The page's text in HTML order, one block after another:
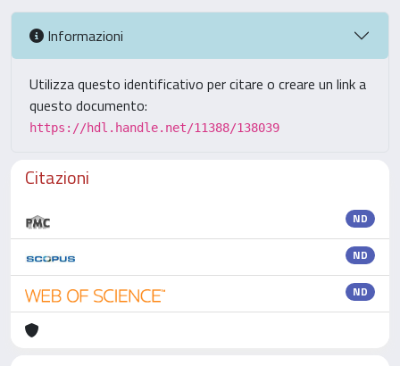
Informazioni
Utilizza questo identificativo per citare o creare un link a
questo documento:
https://hdl.handle.net/11388/138039
Citazioni
ND
ND
ND